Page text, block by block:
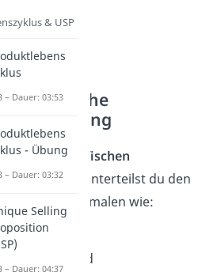
derdemografischen
unterteilst du den
nach Merkmalen wie:
Alter
Bildungsstand
& USP
– Dauer: 03:53
- Übung
– Dauer: 03:32
Selling
– Dauer: 04:37